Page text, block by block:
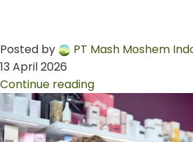
Posted by
PT Mash Moshem
13 April 2026
Continue reading